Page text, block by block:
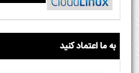
به ما اعتماد کنید